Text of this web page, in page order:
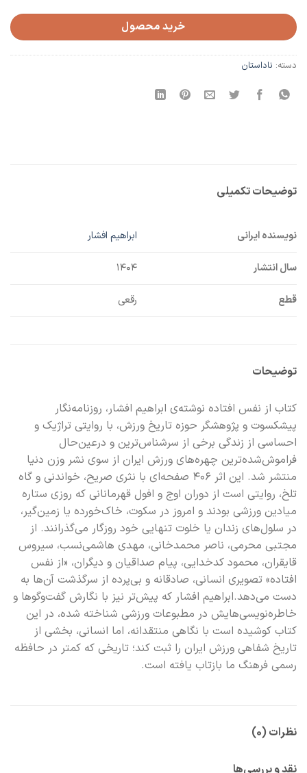
خرید محصول
دسته: ناداستان
توضیحات تکمیلی
نویسنده ایرانی ابراهیم افشار
سال انتشار ۱۴۰۴
قطع رقعی
توضیحات
کتاب از نفس افتاده نوشته‌ی ابراهیم افشار، روزنامه‌نگار
پیشکسوت و پژوهشگر حوزه تاریخ ورزش، با روایتی تراژیک و
احساسی از زندگی برخی از سرشناس‌ترین و درعین‌حال
فراموش‌شده‌ترین چهره‌های ورزش ایران از سوی نشر وزن دنیا
منتشر شد. این اثر ۴۰۶ صفحه‌ای با نثری صریح، خواندنی و گاه
تلخ، روایتی است از دوران اوج و افول قهرمانانی که روزی ستاره
میادین ورزشی بودند و امروز در سکوت، خاک‌خورده یا زمین‌گیر،
در سلول‌های زندان یا خلوت تنهایی خود روزگار می‌گذرانند. از
مجتبی محرمی، ناصر محمدخانی، مهدی هاشمی‌نسب، سیروس
قایقران، محمود کدخدایی، پیام صداقیان و دیگران، «از نفس
افتاده» تصویری انسانی، صادقانه و بی‌پرده از سرگذشت آن‌ها به
دست می‌دهد.ابراهیم افشار که پیش‌تر نیز با نگارش گفت‌وگوها و
خاطره‌نویسی‌هایش در مطبوعات ورزشی شناخته شده، در این
کتاب کوشیده است با نگاهی منتقدانه، اما انسانی، بخشی از
تاریخ شفاهی ورزش ایران را ثبت کند؛ تاریخی که کمتر در حافظه
رسمی فرهنگ ما بازتاب یافته است.
نظرات (0)
نقد و بررسی‌ها